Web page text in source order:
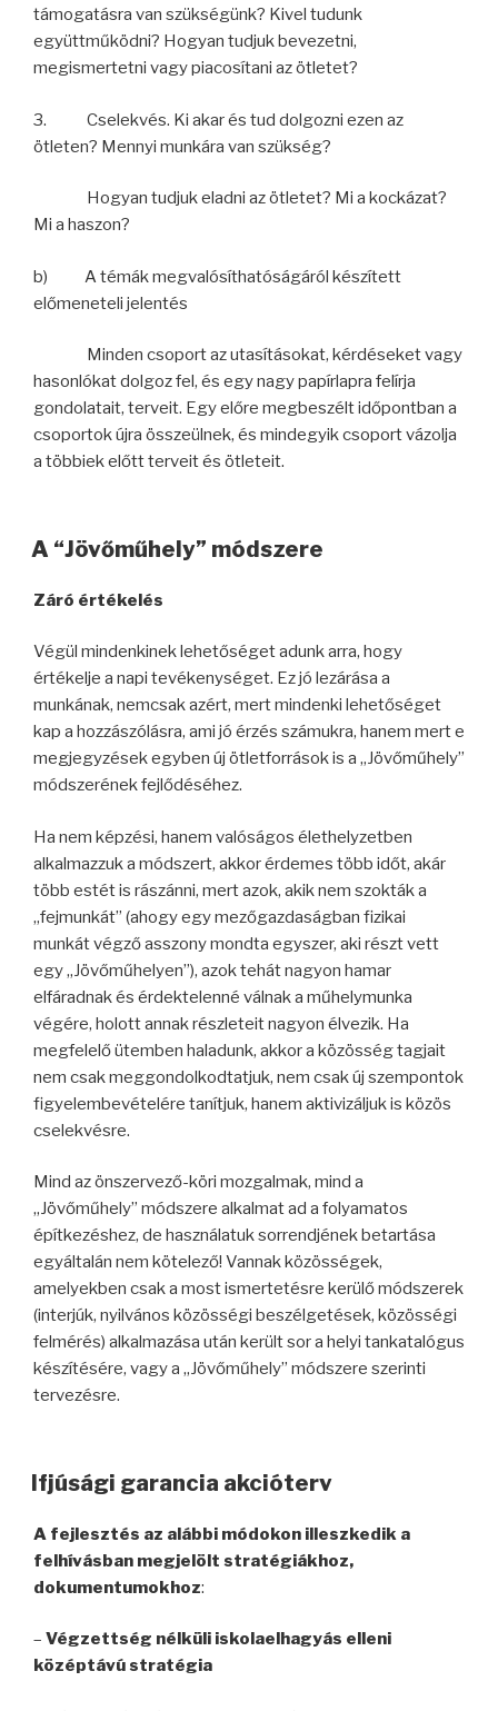
támogatásra van szükségünk? Kivel tudunk
együttműködni? Hogyan tudjuk bevezetni,
megismertetni vagy piacosítani az ötletet?
3. Cselekvés. Ki akar és tud dolgozni ezen az
ötleten? Mennyi munkára van szükség?
Hogyan tudjuk eladni az ötletet? Mi a kockázat?
Mi a haszon?
b) A témák megvalósíthatóságáról készített
előmeneteli jelentés
Minden csoport az utasításokat, kérdéseket vagy
hasonlókat dolgoz fel, és egy nagy papírlapra felírja
gondolatait, terveit. Egy előre megbeszélt időpontban a
csoportok újra összeülnek, és mindegyik csoport vázolja
a többiek előtt terveit és ötleteit.
A “Jövőműhely” módszere
Záró értékelés
Végül mindenkinek lehetőséget adunk arra, hogy
értékelje a napi tevékenységet. Ez jó lezárása a
munkának, nemcsak azért, mert mindenki lehetőséget
kap a hozzászólásra, ami jó érzés számukra, hanem mert e
megjegyzések egyben új ötletforrások is a „Jövőműhely”
módszerének fejlődéséhez.
Ha nem képzési, hanem valóságos élethelyzetben
alkalmazzuk a módszert, akkor érdemes több időt, akár
több estét is rászánni, mert azok, akik nem szokták a
„fejmunkát” (ahogy egy mezőgazdaságban fizikai
munkát végző asszony mondta egyszer, aki részt vett
egy „Jövőműhelyen”), azok tehát nagyon hamar
elfáradnak és érdektelenné válnak a műhelymunka
végére, holott annak részleteit nagyon élvezik. Ha
megfelelő ütemben haladunk, akkor a közösség tagjait
nem csak meggondolkodtatjuk, nem csak új szempontok
figyelembevételére tanítjuk, hanem aktivizáljuk is közös
cselekvésre.
Mind az önszervező-köri mozgalmak, mind a
„Jövőműhely” módszere alkalmat ad a folyamatos
építkezéshez, de használatuk sorrendjének betartása
egyáltalán nem kötelező! Vannak közösségek,
amelyekben csak a most ismertetésre kerülő módszerek
(interjúk, nyilvános közösségi beszélgetések, közösségi
felmérés) alkalmazása után került sor a helyi tankatalógus
készítésére, vagy a „Jövőműhely” módszere szerinti
tervezésre.
Ifjúsági garancia akcióterv
A fejlesztés az alábbi módokon illeszkedik a
felhívásban megjelölt stratégiákhoz,
dokumentumokhoz:
– Végzettség nélküli iskolaelhagyás elleni
középtávú stratégia